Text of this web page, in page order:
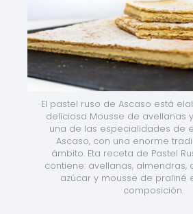
El pastel ruso de Ascaso está
deliciosa Mousse de avellanas
una de las especialidades de
Ascaso, con una enorme
ámbito. Eta receta de Pastel
contiene: avellanas, almendras,
azúcar y mousse de praliné
composición.